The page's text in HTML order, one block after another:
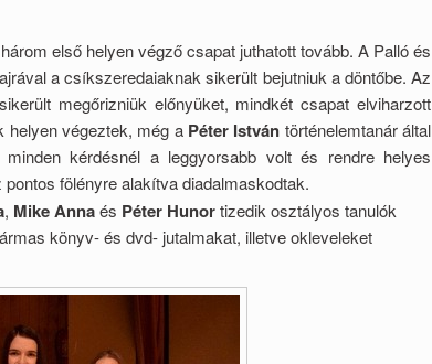
első helyen végző csapat juthatott tovább. A Palló és
a csíkszeredaiaknak sikerült bejutniuk a döntőbe. Az
megőrizniük előnyüket, mindkét csapat elviharzott
helyen végeztek, még a Péter István történelemtanár által
kérdésnél a leggyorsabb volt és rendre helyes
fölényre alakítva diadalmaskodtak.
, Mike Annaés Péter Hunortizedik osztályos tanulók
könyv- és dvd- jutalmakat, illetve okleveleket